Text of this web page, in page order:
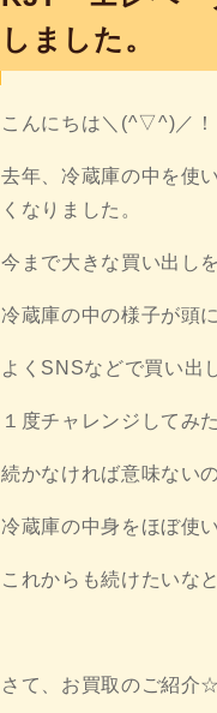
しました。
こんにちは＼(^▽^)／
去年、冷蔵庫の中を使
くなりました。
今まで大きな買い出し
冷蔵庫の中の様子が頭
よくSNSなどで買い出
１度チャレンジしてみ
続かなければ意味ない
冷蔵庫の中身をほぼ使
これからも続けたいな
さて、お買取のご紹介☆